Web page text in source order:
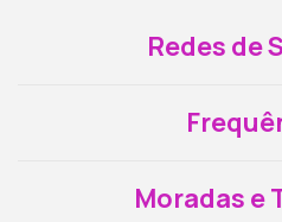
Redes de
Moradas e